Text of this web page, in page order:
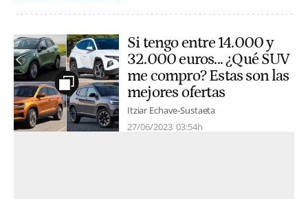
Si tengo entre 14.000 y
32.000 euros... ¿Qué SUV
me compro? Estas son las
mejores ofertas
Itziar Echave-Sustaeta
27/06/2023 03:54h